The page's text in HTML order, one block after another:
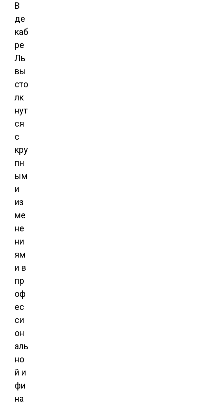
В
де
каб
ре
Ль
вы
сто
лк
нут
ся
с
кру
пн
ым
и
из
ме
не
ни
ям
и в
пр
оф
ес
си
он
аль
но
й и
фи
на